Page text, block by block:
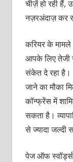
चीज़ें हो रही हैं,
नज़रअंदाज़ कर
करियर के
आपके लिए तेजी
संकेत दे रहा
जाने का मौका
कॉन्‍फ्रेंस में
सकता है।
से ज्‍यादा जल्‍दी
पेज ऑफ स्‍वॉर्ड्स